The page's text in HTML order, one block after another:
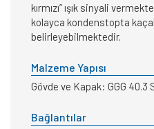
kırmızı” ışık sinyali
kolayca kondenstopta kaçak
belirleyebilmektedir.
Malzeme Yapısı
Gövde ve Kapak: GGG 40.3
Bağlantılar